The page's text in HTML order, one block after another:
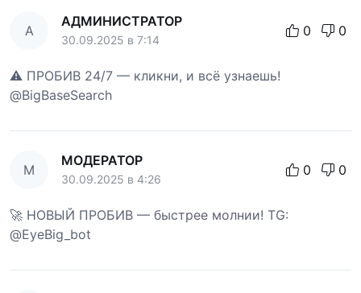
А
АДМИНИСТРАТОР
30.09.2025 в 7:14
0 0
⚠️ ПРОБИВ 24/7 — кликни, и всё узнаешь!
@BigBaseSearch
М
МОДЕРАТОР
30.09.2025 в 4:26
0 0
🚀 НОВЫЙ ПРОБИВ — быстрее молнии! TG:
@EyeBig_bot